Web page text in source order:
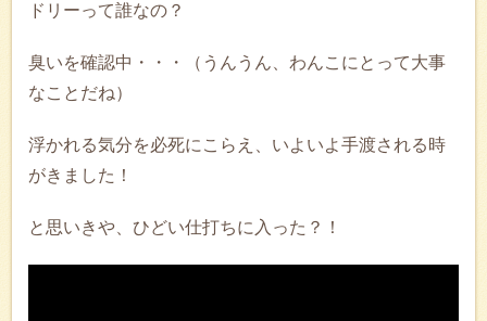
ドリーって誰なの？
臭いを確認中・・・（うんうん、わんこにとって大事
なことだね）
浮かれる気分を必死にこらえ、いよいよ手渡される時
がきました！
と思いきや、ひどい仕打ちに入った？！